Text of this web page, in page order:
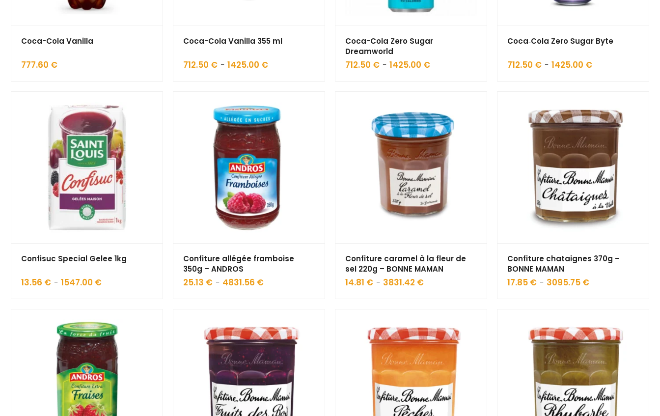
Coca-Cola Vanilla
777.60 €
Coca-Cola Vanilla 355 ml
712.50 € – 1425.00 €Plage
1425.00 €
Coca-Cola Zero Sugar
Dreamworld
712.50 € – 1425.00 €Plage
1425.00 €
Coca‑Cola Zero Sugar Byte
712.50 € – 1425.00 €Plage
1425.00 €
Confisuc Special Gelee 1kg
13.56 € – 1547.00 €Plage
à
1547.00 €
Confiture allégée framboise
350g – ANDROS
25.13 € – 4831.56 €Plage
4831.56 €
Confiture caramel à la fleur de
sel 220g – BONNE MAMAN
14.81 € – 3831.42 €Plage
3831.42 €
Confiture chataignes 370g –
BONNE MAMAN
17.85 € – 3095.75 €Plage
3095.75 €